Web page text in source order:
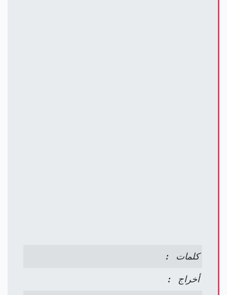
كلمات :
أخراج :